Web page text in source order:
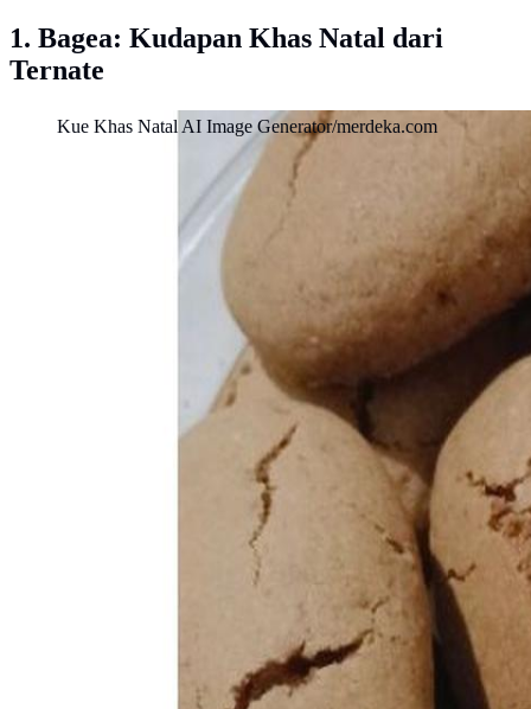
1. Bagea: Kudapan Khas Natal dari
Ternate
Kue Khas Natal AI Image Generator/merdeka.com